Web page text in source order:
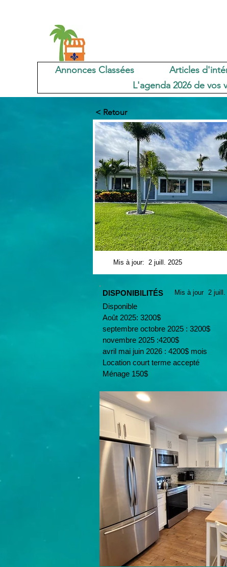
Annonces Classées Articles
L'agenda 2026 de vos
< Retour
Mis à jour: 2 juill. 2025
DISPONIBILITÉS Mis à jour 2 juill.
Disponible
Août 2025: 3200$
septembre octobre 2025 : 3200$
novembre 2025 :4200$
avril mai juin 2026 : 4200$ mois
Location court terme accepté
Ménage 150$